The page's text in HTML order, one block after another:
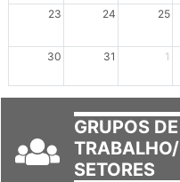
23 24 25
30 31 1
GRUPOS DE
TRABALHO/
SETORES